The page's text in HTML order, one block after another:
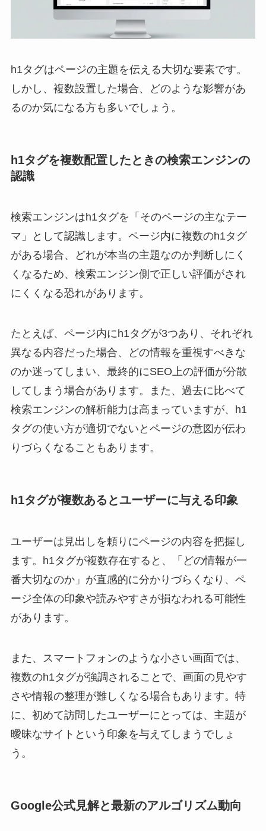
h1タグはページの主題を伝える大切な要素です。
しかし、複数設置した場合、どのような影響があ
るのか気になる方も多いでしょう。
h1タグを複数配置したときの検索エンジンの
認識
検索エンジンはh1タグを「そのページの主なテー
マ」として認識します。ページ内に複数のh1タグ
がある場合、どれが本当の主題なのか判断しにく
くなるため、検索エンジン側で正しい評価がされ
にくくなる恐れがあります。
たとえば、ページ内にh1タグが3つあり、それぞれ
異なる内容だった場合、どの情報を重視すべきな
のか迷ってしまい、最終的にSEO上の評価が分散
してしまう場合があります。また、過去に比べて
検索エンジンの解析能力は高まっていますが、h1
タグの使い方が適切でないとページの意図が伝わ
りづらくなることもあります。
h1タグが複数あるとユーザーに与える印象
ユーザーは見出しを頼りにページの内容を把握し
ます。h1タグが複数存在すると、「どの情報が一
番大切なのか」が直感的に分かりづらくなり、ペ
ージ全体の印象や読みやすさが損なわれる可能性
があります。
また、スマートフォンのような小さい画面では、
複数のh1タグが強調されることで、画面の見やす
さや情報の整理が難しくなる場合もあります。特
に、初めて訪問したユーザーにとっては、主題が
曖昧なサイトという印象を与えてしまうでしょ
う。
Google公式見解と最新のアルゴリズム動向